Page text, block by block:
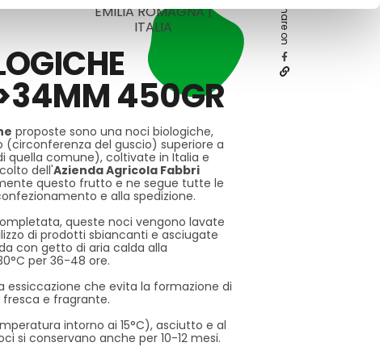
EMILIA ROMAGNA |
ITALIA
450GR
proposte sono una noci biologiche,
(circonferenza del guscio) superiore a
quella comune), coltivate in Italia e
dell'Azienda Agricola Fabbri
questo frutto e ne segue tutte le
e alla spedizione.
queste noci vengono lavate
di prodotti sbiancanti e asciugate
con getto di aria calda alla
per 36-48 ore.
che evita la formazione di
e fragrante.
intorno ai 15°C), asciutto e al
si conservano anche per 10-12 mesi.
Share on